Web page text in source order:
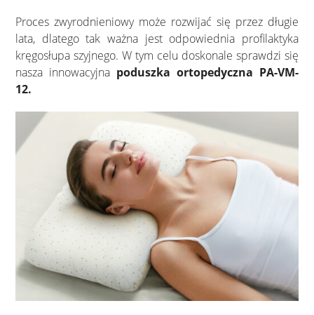
Proces zwyrodnieniowy może rozwijać się przez długie
lata, dlatego tak ważna jest odpowiednia profilaktyka
kręgosłupa szyjnego. W tym celu doskonale sprawdzi się
nasza innowacyjna poduszka ortopedyczna PA-VM-
12.